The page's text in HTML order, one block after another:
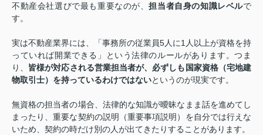
不動産会社選びで最も重要なのが、担当者自身の知識レベルで
す。
実は不動産業界には、「事務所の従業員5人に1人以上が資格を持
っていれば開業できる」という法律のルールがあります。つま
り、 皆様が対応される営業担当者が、必ずしも国家資格（宅地建
物取引士）を持っているわけではないというのが現実です。
無資格の担当者の場合、法律的な知識が曖昧なまま話を進めてし
まったり、重要な契約の説明（重要事項説明）を自分では行えな
いため、契約の時だけ別の人が出てきたりすることがあります。